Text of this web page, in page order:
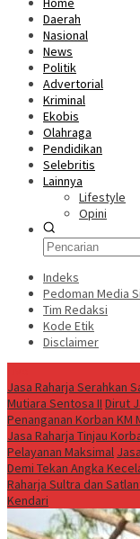
Daerah
Nasional
News
Politik
Advertorial
Kriminal
Ekobis
Olahraga
Pendidikan
Selebritis
Lainnya
Lifestyle
Opini
Indeks
Pedoman Media
Tim Redaksi
Kode Etik
Disclaimer
Jasa Raharja Serahkan
Mutiara Sentosa II Dirut
Penanganan Korban KM
Jasa Raharja Tinjau
Pelayanan Maksimal
Demi Tekan Angka
Raharja Sultra dan
Kendari